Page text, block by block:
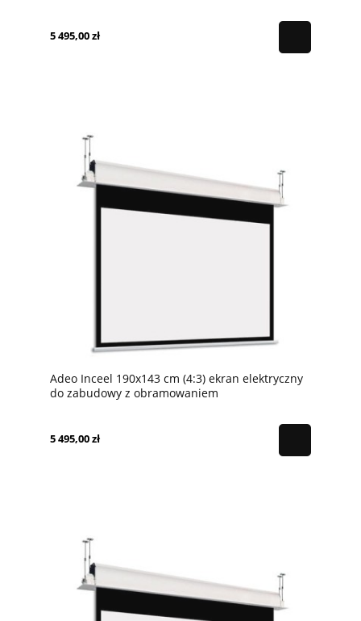
5 495,00 zł
Adeo Inceel 190x143 cm (4:3) ekran elektryczny
do zabudowy z obramowaniem
5 495,00 zł